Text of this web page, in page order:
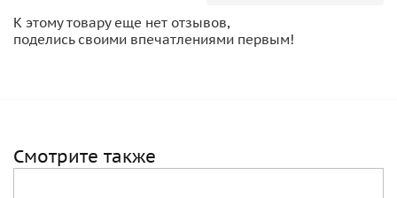
К этому товару еще нет отзывов,
поделись своими впечатлениями первым!
Смотрите также